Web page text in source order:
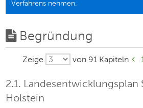
Verfahrens nehmen.
Begründung
Zeige von 91 Kapiteln 1
2.1. Landesentwicklungsplan
Holstein